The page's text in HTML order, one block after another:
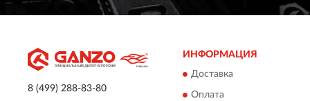
8 (499) 288-83-80
ИНФОРМАЦИЯ
Доставка
Оплата